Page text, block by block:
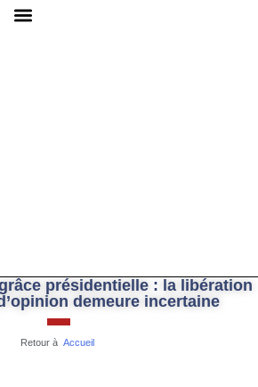
présidentielle : la libération
demeure incertaine
Retour à Accueil